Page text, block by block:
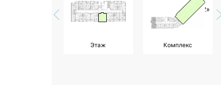
Этаж Комплекс